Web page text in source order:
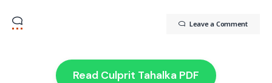
Leave a Comment
Read Culprit Tahalka PDF